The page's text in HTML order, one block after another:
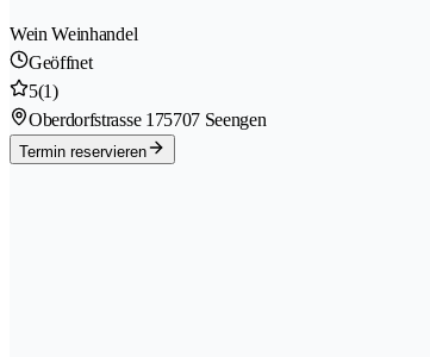
Wein Weinhandel
Geöffnet
5(1)
Oberdorfstrasse 175707 Seengen
Termin reservieren